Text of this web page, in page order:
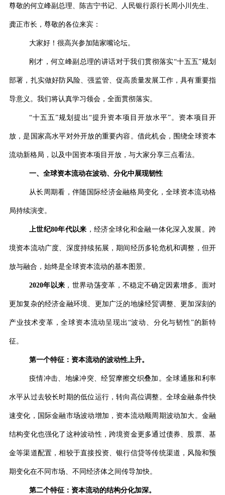
尊敬的何立峰副总理、陈吉宁书记、人民银行原行长周小川先生、
龚正市长，尊敬的各位来宾：
大家好！很高兴参加陆家嘴论坛。
刚才，何立峰副总理的讲话对于我们贯彻落实“十五五”规划
部署，扎实做好防风险、强监管、促高质量发展工作，具有重要指
导意义。我们将认真学习领会，全面贯彻落实。
“十五五”规划提出 “提升资本项目开放水平”。资本项目开
放，是国家高水平对外开放的重要内容。借此机会，围绕全球资本
流动新格局，以及中国资本项目开放，与大家分享三点看法。
一、全球资本流动在波动、分化中展现韧性
从长周期看，伴随国际经济金融格局变化，全球资本流动格
局持续演变。
上世纪80年代以来 ，经济全球化和金融一体化深入发展。跨
境资本流动广度、深度持续拓展，期间经历多轮危机和调整，但开
放与融合，始终是全球资本流动的基本图景。
2020年以来 ，世界动荡变革，不稳定不确定因素增多。面对
更加复杂的经济金融环境、更加广泛的地缘经贸调整、更加深刻的
产业技术变革，全球资本流动呈现出 “波动、分化与韧性”的新特
征。
第一个特征：资本流动的波动性上升。
疫情冲击、地缘冲突、经贸摩擦交织叠加。全球通胀和利率
水平从过去较长时期的低位运行，转向高位调整。全球金融条件快
速变化，国际金融市场波动增加，资本流动顺周期波动加大。金融
结构变化也强化了这种波动性，跨境资金更多通过债券、股票、基
金等渠道配置，相较于直接投资、银行信贷等传统渠道，风险和预
期变化在不同市场、不同经济体之间传导加快。
第二个特征：资本流动的结构分化加深。